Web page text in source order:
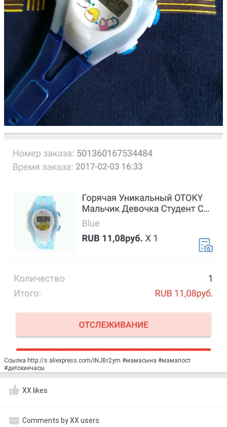
Ссылка http://s.aliexpress.com/INJBr2ym #мамасына #мамапост
#детскиечасы
XX likes
Comments by XX users